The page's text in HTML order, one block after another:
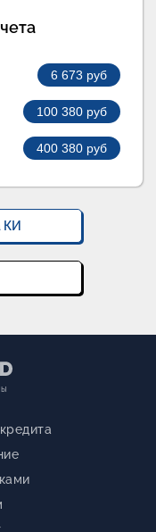
6 673 руб
100 380 руб
400 380 руб
КИ